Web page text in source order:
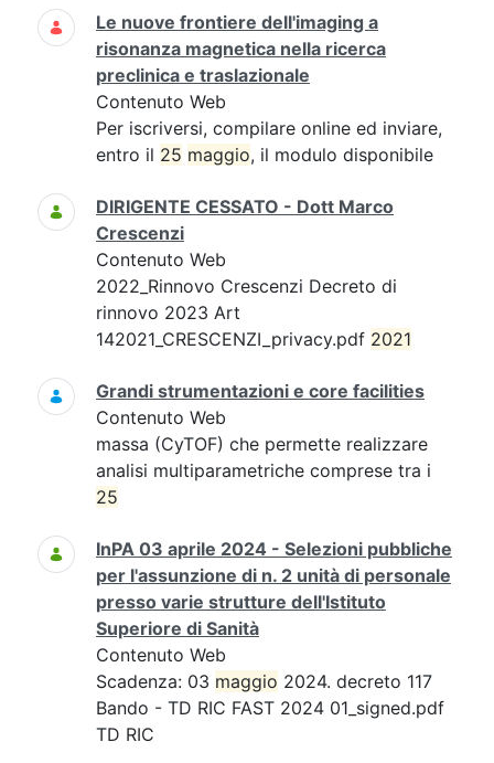
Le nuove frontiere dell'imaging a
risonanza magnetica nella ricerca
preclinica e traslazionale
Contenuto Web
Per iscriversi, compilare online ed inviare,
entro il 25 maggio, il modulo disponibile
DIRIGENTE CESSATO - Dott Marco
Crescenzi
Contenuto Web
2022_Rinnovo Crescenzi Decreto di
rinnovo 2023 Art
142021_CRESCENZI_privacy.pdf 2021
Grandi strumentazioni e core facilities
Contenuto Web
massa (CyTOF) che permette realizzare
analisi multiparametriche comprese tra i
25
InPA 03 aprile 2024 - Selezioni pubbliche
per l'assunzione di n. 2 unità di personale
presso varie strutture dell'Istituto
Superiore di Sanità
Contenuto Web
Scadenza: 03 maggio 2024. decreto 117
Bando - TD RIC FAST 2024 01_signed.pdf
TD RIC